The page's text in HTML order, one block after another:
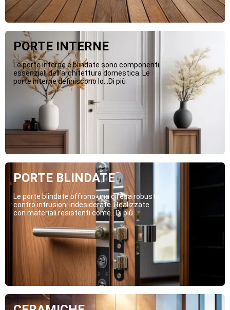
PORTE INTERNE
Le porte interne e blindate sono componenti
essenziali dell’architettura domestica. Le
porte interne definiscono lo...Di più
PORTE BLINDATE
Le porte blindate offrono una difesa robusta
contro intrusioni indesiderate. Realizzate
con materiali resistenti come...Di più